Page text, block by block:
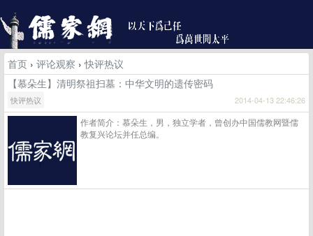
首页 › 评论观察 ›快评热议
【慕朵生】清明祭祖扫墓：中华文明的遗传密码
快评热议 2014-04-13 22:46:26
作者简介：慕朵生，男，独立学者，曾创办中国儒教网暨儒
教复兴论坛并任总编。